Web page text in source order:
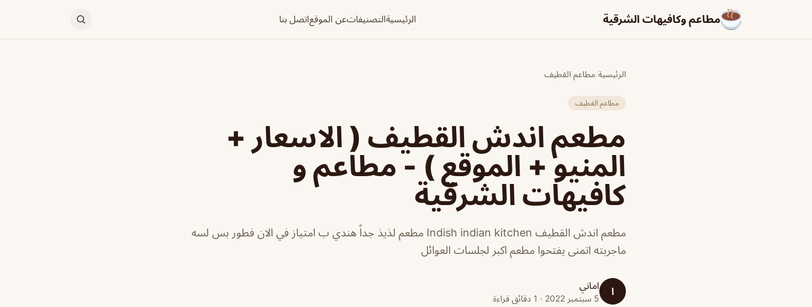
مطاعم وكافيهات الشرقية الرئيسيةالتصنيفاتعن الموقعاتصل بنا
الرئيسية/مطاعم القطيف
مطاعم القطيف
مطعم اندش القطيف ( الاسعار +
المنيو + الموقع ) - مطاعم و
كافيهات الشرقية
مطعم اندش القطيف Indish indian kitchen مطعم لذيذ جداً هندي ب امتياز في الان فطور بس لسه
ماجربته اتمنى يفتحوا مطعم اكبر لجلسات العوائل
ا اماني
5 سبتمبر 2022 · 1 دقائق قراءة